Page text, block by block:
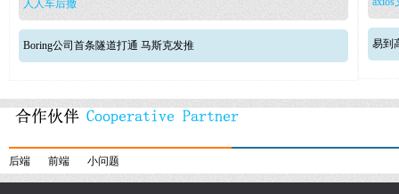
人人车后撤
Boring公司首条隧道打通 马斯克发推 易到
后端 前端 小问题